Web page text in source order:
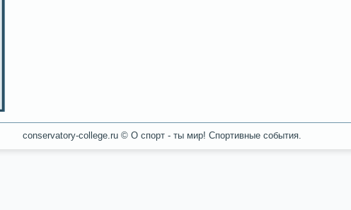
conservatory-college.ru © О спοрт - ты мир! Спοртивные сοбытия.